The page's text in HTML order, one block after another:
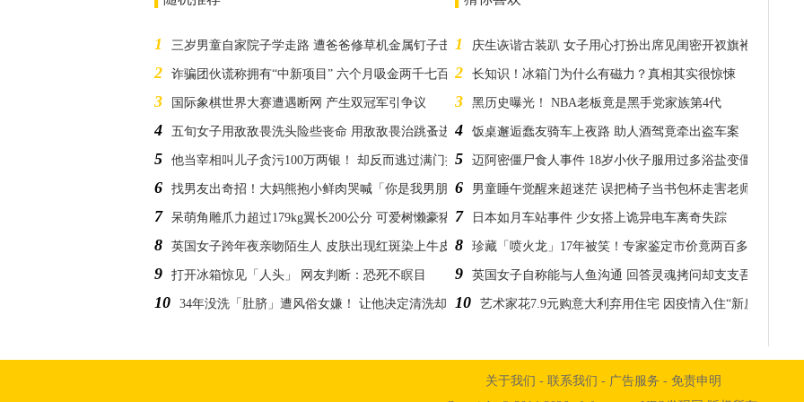
1 三岁男童自家院子学走路 遭爸爸修草机金属钉子击穿眼珠
2 诈骗团伙谎称拥有“中新项目” 六个月吸金两千七百万
3 国际象棋世界大赛遭遇断网 产生双冠军引争议
4 五旬女子用敌敌畏洗头险些丧命 用敌敌畏治跳蚤进ICU
5 他当宰相叫儿子贪污100万两银！ 却反而逃过满门抄斩
6 找男友出奇招！大妈熊抱小鲜肉哭喊「你是我男朋友啊」
7 呆萌角雕爪力超过179kg翼长200公分 可爱树懒豪猪都被当晚餐
8 英国女子跨年夜亲吻陌生人 皮肤出现红斑染上牛皮癣
9 打开冰箱惊见「人头」 网友判断：恐死不瞑目
10 34年没洗「肚脐」遭风俗女嫌！ 让他决定清洗却吓坏网友
1 庆生诙谐古装趴 女子用心打扮出席见闺密开衩旗袍傻了
2 长知识！冰箱门为什么有磁力？真相其实很惊悚
3 黑历史曝光！ NBA老板竟是黑手党家族第4代
4 饭桌邂逅蠢友骑车上夜路 助人酒驾竟牵出盗车案
5 迈阿密僵尸食人事件 18岁小伙子服用过多浴盐变僵尸
6 男童睡午觉醒来超迷茫 误把椅子当书包杯走害老师笑到拍桌
7 日本如月车站事件 少女搭上诡异电车离奇失踪
8 珍藏「喷火龙」17年被笑！专家鉴定市价竟两百多万
9 英国女子自称能与人鱼沟通 回答灵魂拷问却支支吾吾
10 艺术家花7.9元购意大利弃用住宅 因疫情入住“新房”处境凄
关于我们 - 联系我们 - 广告服务 - 免责申明